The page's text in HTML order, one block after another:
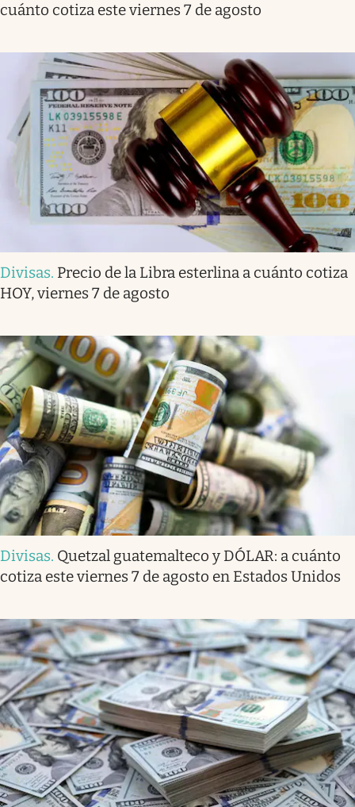
cuánto cotiza este viernes 7 de agosto
Divisas. Precio de la Libra esterlina a cuánto cotiza
HOY, viernes 7 de agosto
Divisas. Quetzal guatemalteco y DÓLAR: a cuánto
cotiza este viernes 7 de agosto en Estados Unidos